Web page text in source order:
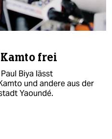
frei
Biya lässt
und andere aus der
Yaoundé.